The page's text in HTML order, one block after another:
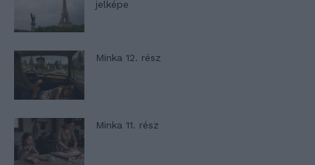
jelképe
Minka 12. rész
Minka 11. rész